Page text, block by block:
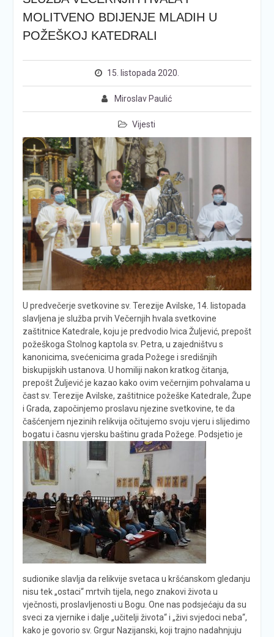
MOLITVENO BDIJENJE MLADIH U
POŽEŠKOJ KATEDRALI
15. listopada 2020.
Miroslav Paulić
Vijesti
U predvečerje svetkovine sv. Terezije Avilske, 14. listopada
slavljena je služba prvih Večernjih hvala svetkovine
zaštitnice Katedrale, koju je predvodio Ivica Žuljević, prepošt
požeškoga Stolnog kaptola sv. Petra, u zajedništvu s
kanonicima, svećenicima grada Požege i središnjih
biskupijskih ustanova. U homiliji nakon kratkog čitanja,
prepošt Žuljević je kazao kako ovim večernjim pohvalama u
čast sv. Terezije Avilske, zaštitnice požeške Katedrale, Župe
i Grada, započinjemo proslavu njezine svetkovine, te da
čašćenjem njezinih relikvija očitujemo svoju vjeru i slijedimo
bogatu i časnu vjersku baštinu grada Požege. Podsjetio je
sudionike slavlja da relikvije svetaca u kršćanskom gledanju
nisu tek „ostaci“ mrtvih tijela, nego znakovi života u
vječnosti, proslavljenosti u Bogu. One nas podsjećaju da su
sveci za vjernike i dalje „učitelji života“ i „živi svjedoci neba“,
kako je govorio sv. Grgur Nazijanski, koji trajno nadahnjuju